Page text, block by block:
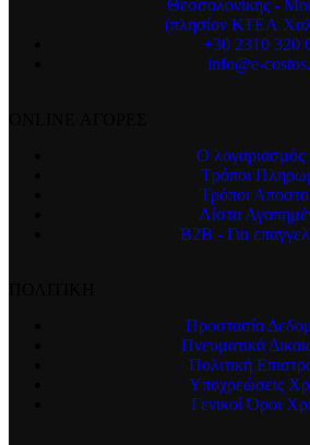
Θεσσαλονίκης -
(πλησίον ΚΤΕΛ
+30 2310 320
info@e-
Ο λογαριασμός
Τρόποι
Τρόποι
Λίστα
B2B - Για
Προστασία
Πνευματικά
Πολιτική
Υποχρεώσεις
Γενικοί Όροι